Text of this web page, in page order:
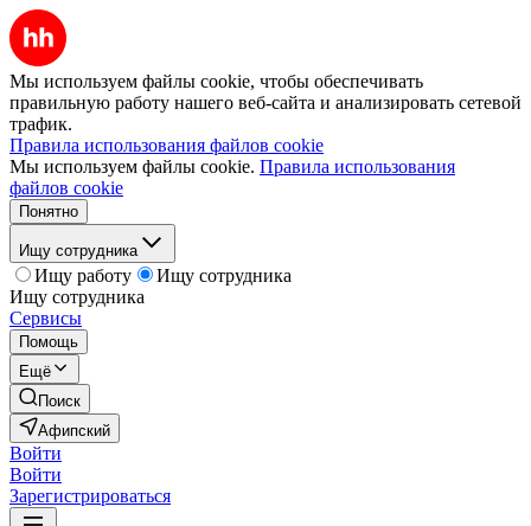
Мы используем файлы cookie, чтобы обеспечивать
правильную работу нашего веб-сайта и анализировать сетевой
трафик.
Правила использования файлов cookie
Мы используем файлы cookie. Правила использования
файлов cookie
Понятно
Ищу сотрудника
Ищу работу
Ищу сотрудника
Ищу сотрудника
Сервисы
Помощь
Ещё
Поиск
Афипский
Войти
Войти
Зарегистрироваться